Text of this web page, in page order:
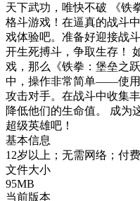
天下武功，唯快不破 《铁
格斗游戏！在逼真的战斗
戏体验吧。准备好迎接战
开生死搏斗，争取生存！
戏，那么《铁拳：堡垒之
中，操作非常简单——使用
攻击对手。在战斗中收集
降低他们的生命值。 成为
超级英雄吧！
基本信息
12岁以上；无需网络；付
文件大小
95MB
当前版本